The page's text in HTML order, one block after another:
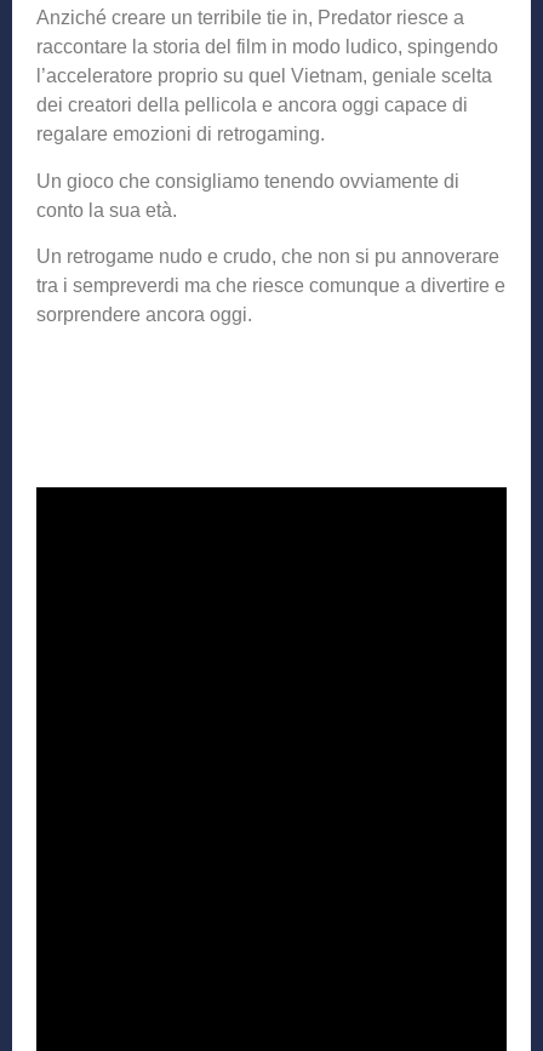
Anziché creare un terribile tie in, Predator riesce a
raccontare la storia del film in modo ludico, spingendo
l’acceleratore proprio su quel Vietnam, geniale scelta
dei creatori della pellicola e ancora oggi capace di
regalare emozioni di retrogaming.
Un gioco che consigliamo tenendo ovviamente di
conto la sua età.
Un retrogame nudo e crudo, che non si pu annoverare
tra i sempreverdi ma che riesce comunque a divertire e
sorprendere ancora oggi.